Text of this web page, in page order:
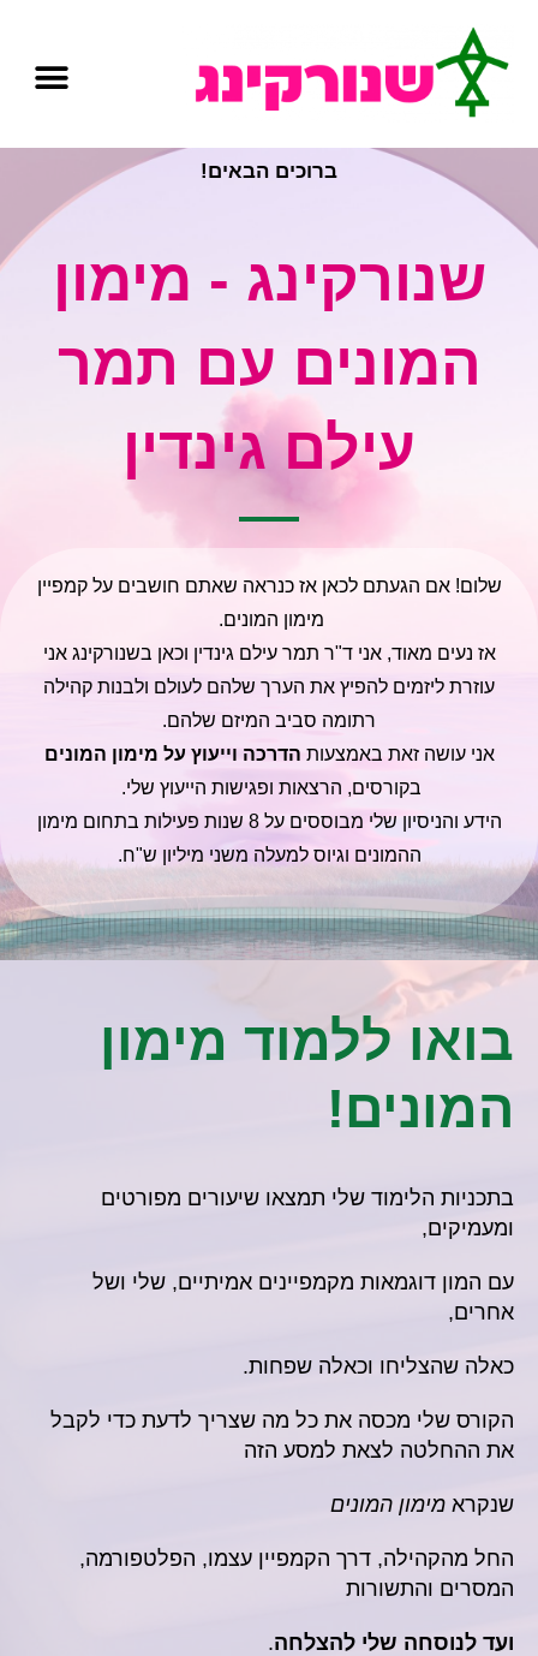
ברוכים הבאים!
שנורקינג - מימון
המונים עם תמר
עילם גינדין
שלום! אם הגעתם לכאן אז כנראה שאתם חושבים על קמפיין
מימון המונים.
אז נעים מאוד, אני ד"ר תמר עילם גינדין וכאן בשנורקינג אני
עוזרת ליזמים להפיץ את הערך שלהם לעולם ולבנות קהילה
רתומה סביב המיזם שלהם.
אני עושה זאת באמצעות הדרכה וייעוץ על מימון המונים
בקורסים, הרצאות ופגישות הייעוץ שלי.
הידע והניסיון שלי מבוססים על 8 שנות פעילות בתחום מימון
ההמונים וגיוס למעלה משני מיליון ש"ח.
בואו ללמוד מימון
המונים!
בתכניות הלימוד שלי תמצאו שיעורים מפורטים
ומעמיקים,
עם המון דוגמאות מקמפיינים אמיתיים, שלי ושל
אחרים,
כאלה שהצליחו וכאלה שפחות.
הקורס שלי מכסה את כל מה שצריך לדעת כדי לקבל
את ההחלטה לצאת למסע הזה
שנקרא מימון המונים
החל מהקהילה, דרך הקמפיין עצמו, הפלטפורמה,
המסרים והתשורות
ועד לנוסחה שלי להצלחה.